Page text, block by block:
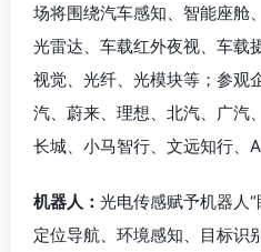
场将围绕汽车感知、智能座舱
光雷达、车载红外夜视、车载
视觉、光纤、光模块等；参观
汽、蔚来、理想、北汽、广汽
长城、小马智行、文远知行、
机器人： 光电传感赋予机器人
定位导航、环境感知、目标识